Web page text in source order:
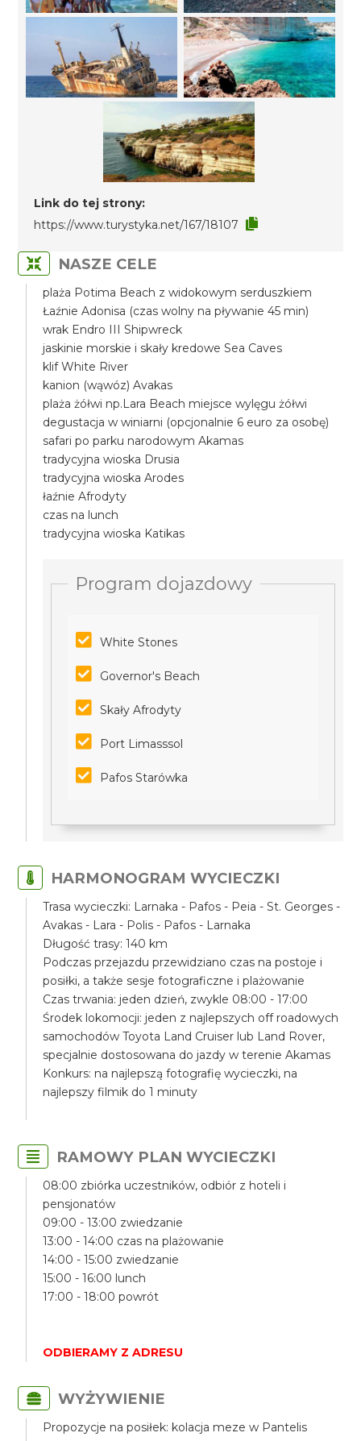
Link do tej strony:
https://www.turystyka.net/167/18107
NASZE CELE
plaża Potima Beach z widokowym serduszkiem
Łaźnie Adonisa (czas wolny na pływanie 45 min)
wrak Endro III Shipwreck
jaskinie morskie i skały kredowe Sea Caves
klif White River
kanion (wąwóz) Avakas
plaża żółwi np.Lara Beach miejsce wylęgu żółwi
degustacja w winiarni (opcjonalnie 6 euro za osobę)
safari po parku narodowym Akamas
tradycyjna wioska Drusia
tradycyjna wioska Arodes
łaźnie Afrodyty
czas na lunch
tradycyjna wioska Katikas
Program dojazdowy
White Stones
Governor's Beach
Skały Afrodyty
Port Limasssol
Pafos Starówka
HARMONOGRAM WYCIECZKI
Trasa wycieczki: Larnaka - Pafos - Peia - St. Georges -
Avakas - Lara - Polis - Pafos - Larnaka
Długość trasy: 140 km
Podczas przejazdu przewidziano czas na postoje i
posiłki, a także sesje fotograficzne i plażowanie
Czas trwania: jeden dzień, zwykle 08:00 - 17:00
Środek lokomocji: jeden z najlepszych off roadowych
samochodów Toyota Land Cruiser lub Land Rover,
specjalnie dostosowana do jazdy w terenie Akamas
Konkurs: na najlepszą fotografię wycieczki, na
najlepszy filmik do 1 minuty
RAMOWY PLAN WYCIECZKI
08:00 zbiórka uczestników, odbiór z hoteli i
pensjonatów
09:00 - 13:00 zwiedzanie
13:00 - 14:00 czas na plażowanie
14:00 - 15:00 zwiedzanie
15:00 - 16:00 lunch
17:00 - 18:00 powrót
ODBIERAMY Z ADRESU
WYŻYWIENIE
Propozycje na posiłek: kolacja meze w Pantelis